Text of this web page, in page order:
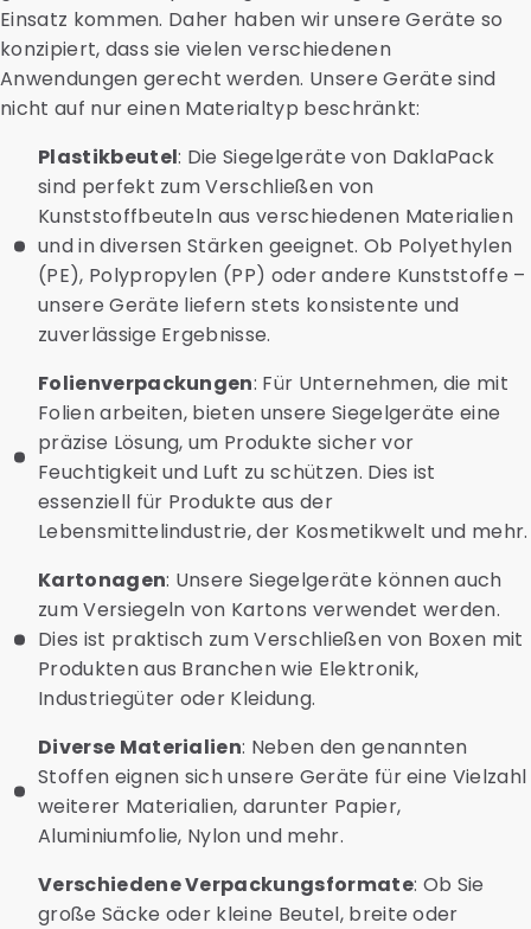
Einsatz kommen. Daher haben wir unsere Geräte so
konzipiert, dass sie vielen verschiedenen
Anwendungen gerecht werden. Unsere Geräte sind
nicht auf nur einen Materialtyp beschränkt:
Plastikbeutel: Die Siegelgeräte von DaklaPack
sind perfekt zum Verschließen von
Kunststoffbeuteln aus verschiedenen Materialien
und in diversen Stärken geeignet. Ob Polyethylen
(PE), Polypropylen (PP) oder andere Kunststoffe –
unsere Geräte liefern stets konsistente und
zuverlässige Ergebnisse.
Folienverpackungen: Für Unternehmen, die mit
Folien arbeiten, bieten unsere Siegelgeräte eine
präzise Lösung, um Produkte sicher vor
Feuchtigkeit und Luft zu schützen. Dies ist
essenziell für Produkte aus der
Lebensmittelindustrie, der Kosmetikwelt und mehr.
Kartonagen: Unsere Siegelgeräte können auch
zum Versiegeln von Kartons verwendet werden.
Dies ist praktisch zum Verschließen von Boxen mit
Produkten aus Branchen wie Elektronik,
Industriegüter oder Kleidung.
Diverse Materialien: Neben den genannten
Stoffen eignen sich unsere Geräte für eine Vielzahl
weiterer Materialien, darunter Papier,
Aluminiumfolie, Nylon und mehr.
Verschiedene Verpackungsformate: Ob Sie
große Säcke oder kleine Beutel, breite oder